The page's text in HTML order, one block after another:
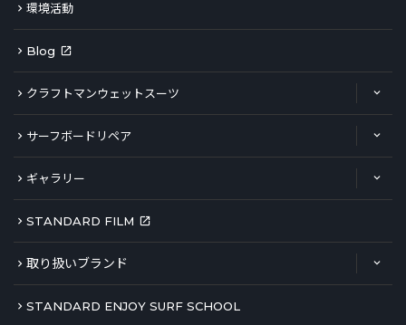
環境活動
Blog
クラフトマンウェットスーツ
サーフボードリペア
ギャラリー
STANDARD FILM
取り扱いブランド
STANDARD ENJOY SURF SCHOOL